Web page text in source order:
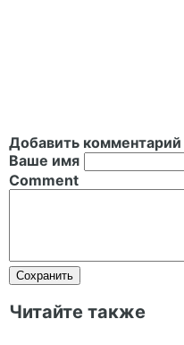
Добавить комментарий
Ваше имя
Comment
Читайте также